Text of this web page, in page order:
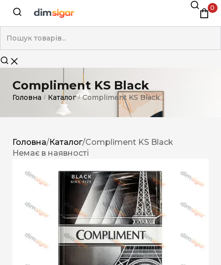
0
Compliment KS Black
Головна / Каталог / Compliment KS Black
Головна/Каталог/Compliment KS Black
Немає в наявності